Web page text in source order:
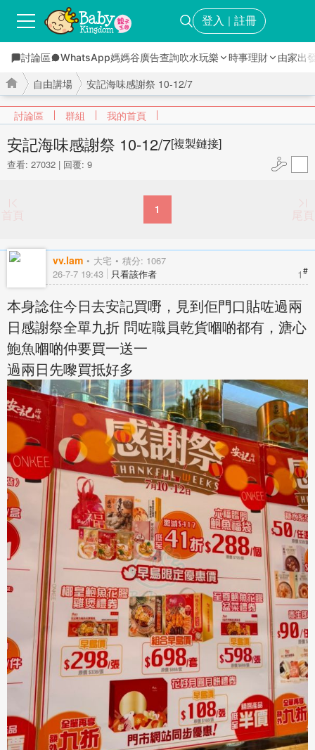
登入 ｜ 註冊
討論區 WhatsApp媽媽谷廣告查詢吹水玩樂 時事理財 由家出
討論區 群組 我的首頁
›
自由講場
›
安記海味感謝祭 10-12/7
查看: 27032 | 回覆: 9
安記海味感謝祭 10-12/7[複製鏈接]
首頁 1 尾頁
vv.lam 大宅 積分: 1067
1#
26-7-7 19:43 只看該作者
本身諗住今日去安記買嘢，見到佢門口貼咗過兩
日感謝祭全單九折 問咗職員乾貨嗰啲都有，溏心
鮑魚嗰啲仲要買一送一
過兩日先嚟買抵好多